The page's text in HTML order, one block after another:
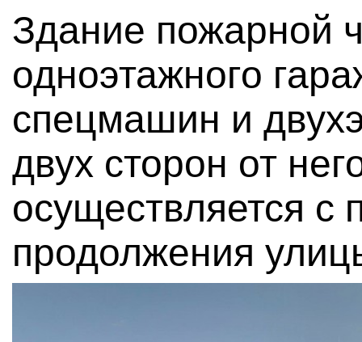
Здание пожарной
одноэтажного
спецмашин и
двух сторон от
осуществляется с
продолжения